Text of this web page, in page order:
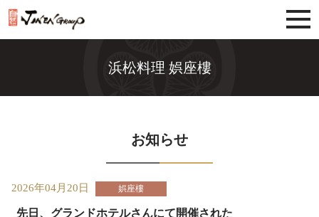
浜松料理 娯座樓
お知らせ
2026年04月20日 娯座樓
先日、グランドホテルさんにて開催された